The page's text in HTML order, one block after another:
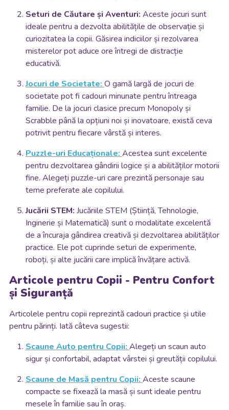
Seturi de Căutare și Aventuri: Aceste jocuri sunt
ideale pentru a dezvolta abilitățile de observație și
curiozitatea la copii. Găsirea indiciilor și rezolvarea
misterelor pot aduce ore întregi de distracție
educativă.
Jocuri de Societate: O gamă largă de jocuri de
societate pot fi cadouri minunate pentru întreaga
familie. De la jocuri clasice precum Monopoly și
Scrabble până la opțiuni noi și inovatoare, există ceva
potrivit pentru fiecare vârstă și interes.
Puzzle-uri Educaționale: Acestea sunt excelente
pentru dezvoltarea gândirii logice și a abilităților motorii
fine. Alegeți puzzle-uri care prezintă personaje sau
teme preferate ale copilului.
Jucării STEM: Jucăriile STEM (Știință, Tehnologie,
Inginerie și Matematică) sunt o modalitate excelentă
de a încuraja gândirea creativă și dezvoltarea abilităților
practice. Ele pot cuprinde seturi de experimente,
roboți, și alte jucării care implică învățare activă.
Articole pentru Copii - Pentru Confort
și Siguranță
Articolele pentru copii reprezintă cadouri practice și utile
pentru părinți. Iată câteva sugestii:
Scaune Auto pentru Copii: Alegeți un scaun auto
sigur și confortabil, adaptat vârstei și greutății copilului.
Scaune de Masă pentru Copii: Aceste scaune
compacte se fixează la masă și sunt ideale pentru
mesele în familie sau în oraș.